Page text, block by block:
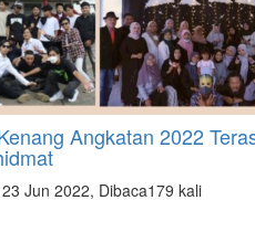
Kenang Angkatan 2022
23 Jun 2022, Dibaca179 kali